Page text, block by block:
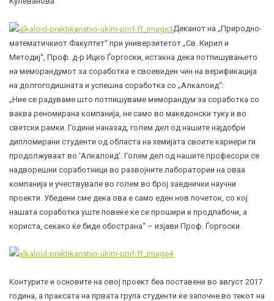
Деканот на „Природно-
математичкиот Факултет“ при универзитетот „Св. Кирил и
Методиј“, Проф. д-р Ицко Ѓоргоски, истакна дека потпишувањето
на меморандумот за соработка е своевиден чин на верификација
на долгогодишната и успешна соработка со „Алкалоид“:
„Ние се радуваме што потпишуваме меморандум за соработка со
ваква реномирана компанија, не само во македонски туку и во
светски рамки. Години наназад, голем дел од нашите најдобри
дипломирани студенти од областа на хемијата своите кариери ги
продолжуваат во ‘Алкалоид’. Голем дел од нашите професори се
надворешни соработници во развојните лаборатории на оваа
компанија и учествувале во голем во број заеднички научни
проекти. Убедени сме дека ова е само еден нов почеток, со кој
нашата соработка уште повеќе ќе се прошири и продлабочи, а
користа, секако ќе биде обострана“ – изјави Проф. Ѓоргоски.
Контурите и основите на овој проект беа поставени во август 2017
година, а праксата на првата група студенти ќе започне во текот на